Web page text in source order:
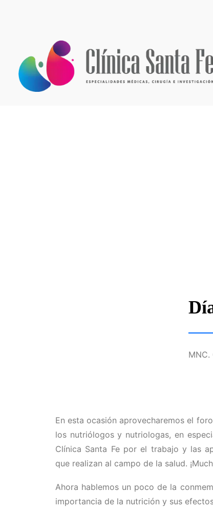
MNC.
En esta ocasión aprovecharemos el
los nutriólogos y nutriologas, en
Clínica Santa Fe por el trabajo y las
que realizan al campo de la salud.
Ahora hablemos un poco de la
importancia de la nutrición y sus